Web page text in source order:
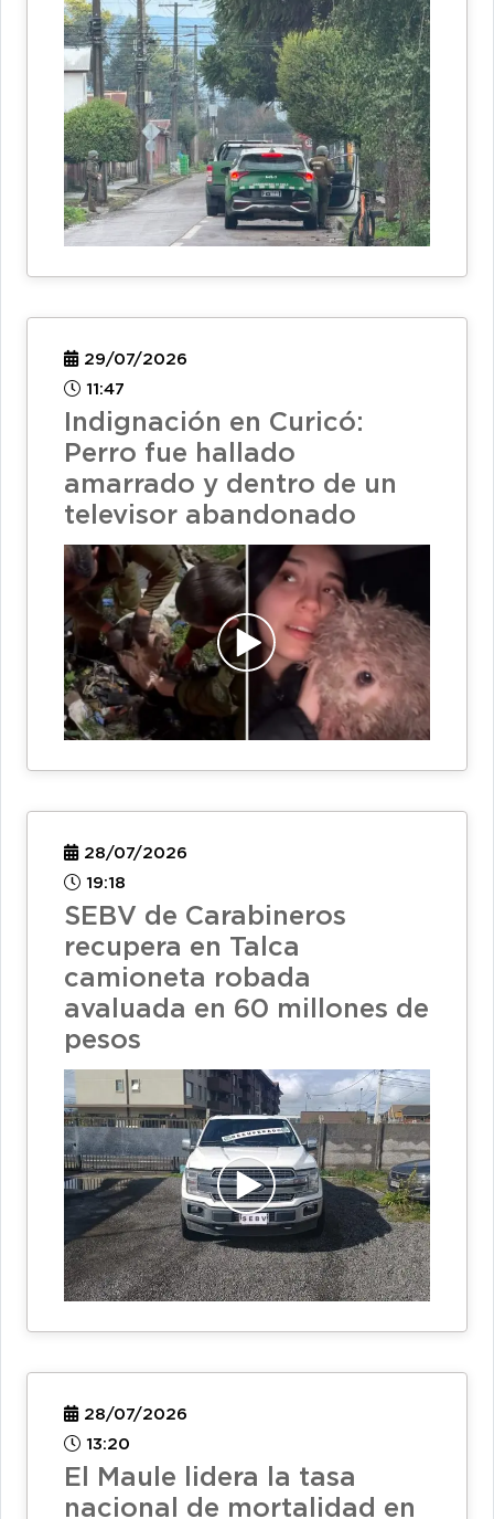
29/07/2026
11:47
Indignación en Curicó:
Perro fue hallado
amarrado y dentro de un
televisor abandonado
28/07/2026
19:18
SEBV de Carabineros
recupera en Talca
camioneta robada
avaluada en 60 millones de
pesos
28/07/2026
13:20
El Maule lidera la tasa
nacional de mortalidad en